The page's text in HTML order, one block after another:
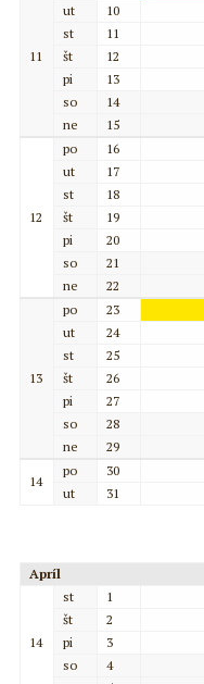
11
ut
10
st
11
št
12
pi
13
so
14
ne
15
12
po
16
ut
17
st
18
št
19
pi
20
so
21
ne
22
13
po
23
ut
24
st
25
št
26
pi
27
so
28
ne
29
14
po
30
ut
31
Apríl
14
st
1
št
2
pi
3
so
4